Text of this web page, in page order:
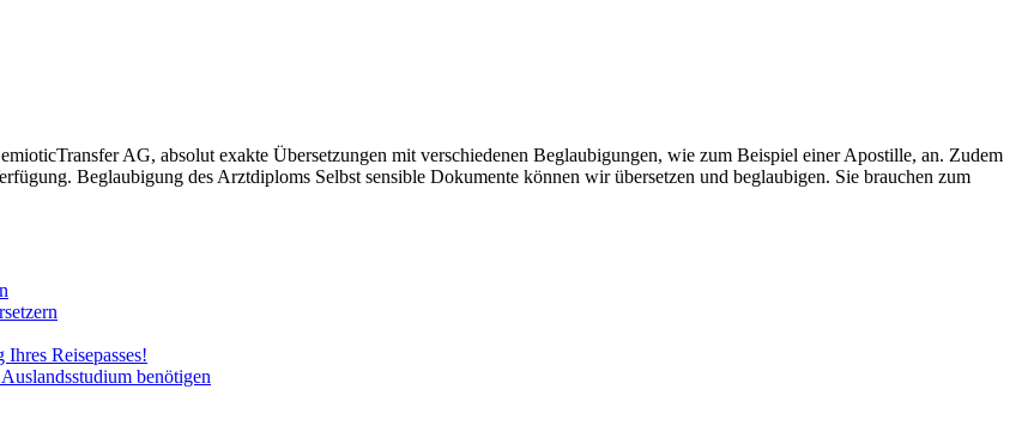
AG, absolut exakte Übersetzungen mit verschiedenen Beglaubigungen, wie zum Beispiel einer Apostille, an. Zudem
Beglaubigung des Arztdiploms Selbst sensible Dokumente können wir übersetzen und beglaubigen. Sie brauchen zum
Reisepasses!
benötigen